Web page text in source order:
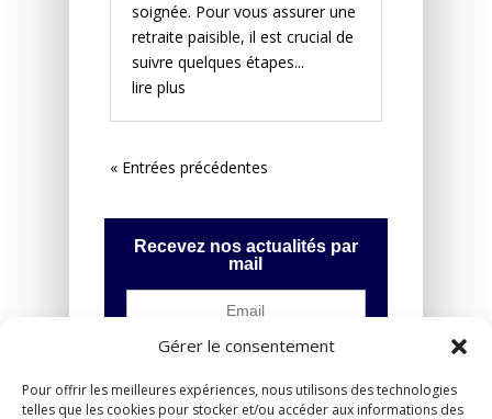
Gérer le consentement
Pour offrir les meilleures expériences, nous utilisons des technologies
telles que les cookies pour stocker et/ou accéder aux informations des
soignée. Pour vous assurer une
retraite paisible, il est crucial de
suivre quelques étapes...
lire plus
« Entrées précédentes
Recevez nos actualités par
mail